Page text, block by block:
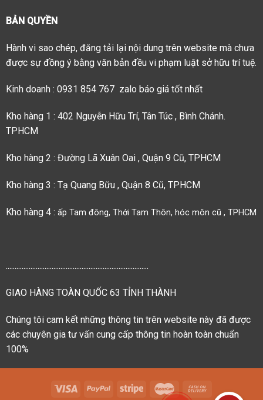
BẢN QUYỀN
Hành vi sao chép, đăng tải lại nội dung trên website mà chưa
được sự đồng ý bằng văn bản đều vi phạm luật sở hữu trí tuệ.
Kinh doanh : 0931 854 767 zalo báo giá tốt nhất
Kho hàng 1 : 402 Nguyễn Hữu Trí, Tân Túc , Bình Chánh.
TPHCM
Kho hàng 2 : Đường Lã Xuân Oai , Quận 9 Cũ, TPHCM
Kho hàng 3 : Tạ Quang Bữu , Quận 8 Cũ, TPHCM
Kho hàng 4 : ấp Tam đông, Thới Tam Thôn, hóc môn cũ , TPHCM
.................................................................................
GIAO HÀNG TOÀN QUỐC 63 TỈNH THÀNH
Chúng tôi cam kết những thông tin trên website này đã được
các chuyên gia tư vấn cung cấp thông tin hoàn toàn chuẩn
100%